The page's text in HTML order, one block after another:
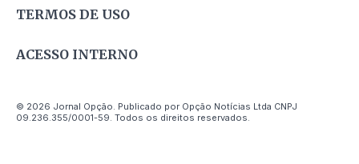
TERMOS DE USO
ACESSO INTERNO
© 2026 Jornal Opção. Publicado por Opção Notícias Ltda CNPJ
09.236.355/0001-59. Todos os direitos reservados.